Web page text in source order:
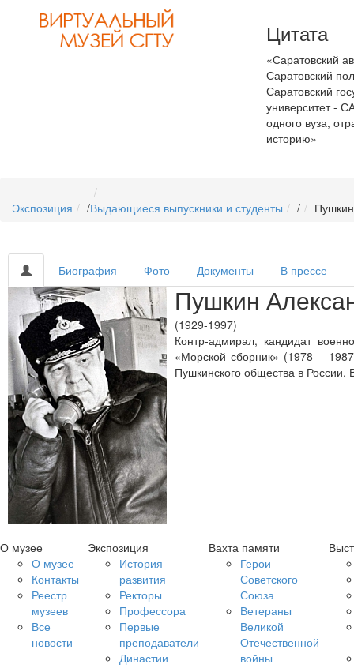
Цитата
«Саратовский
Саратовский
Саратовский
университет -
одного вуза,
историю»
Экспозиция /Выдающиеся выпускники и студенты /
Биография Фото Документы В прессе
Пушкин
(1929-1997)
Контр-адмирал, кандидат
«Морской сборник» (1978 –
Пушкинского общества в России.
О музее
О музее
Контакты
Реестр
музеев
Все
новости
Экспозиция
История
развития
Ректоры
Профессора
Первые
преподаватели
Династии
Вахта памяти
Герои
Советского
Союза
Ветераны
Великой
Отечественной
войны